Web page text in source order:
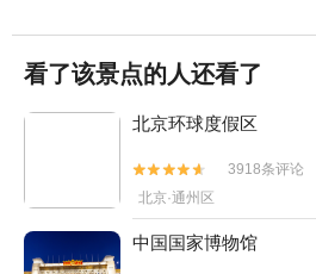
看了该景点的人还看了
北京环球度假区


3918条评论
北京·通州区
中国国家博物馆